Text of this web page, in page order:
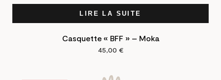
LIRE LA SUITE
Casquette « BFF » – Moka
45,00 €